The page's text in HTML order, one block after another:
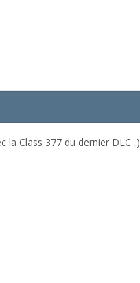
la Class 377 du dernier DLC ,)